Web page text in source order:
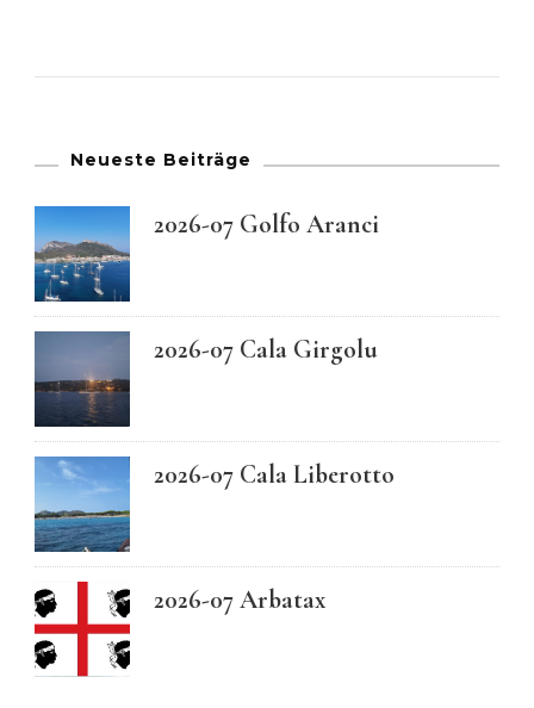
Neueste Beiträge
2026-07 Golfo Aranci
2026-07 Cala Girgolu
2026-07 Cala Liberotto
2026-07 Arbatax